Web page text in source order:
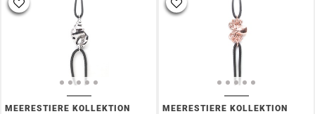
MEERESTIERE KOLLEKTION MEERESTIERE KOLLEKTION